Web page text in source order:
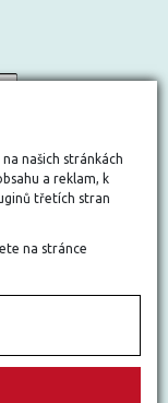
našich stránkách
a reklam, k
třetích stran
na stránce